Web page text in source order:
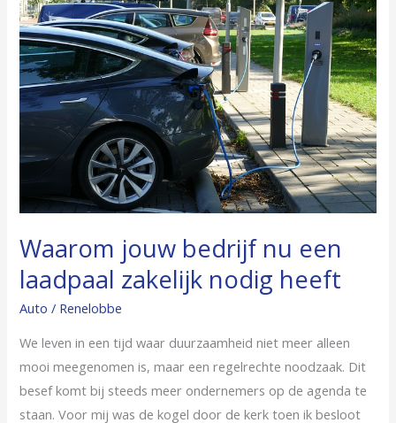
Waarom jouw bedrijf nu een
laadpaal zakelijk nodig heeft
Auto / Renelobbe
We leven in een tijd waar duurzaamheid niet meer alleen
mooi meegenomen is, maar een regelrechte noodzaak. Dit
besef komt bij steeds meer ondernemers op de agenda te
staan. Voor mij was de kogel door de kerk toen ik besloot
jouw
bedrijf
nu
een
laadpaal
zakelijk
nodig